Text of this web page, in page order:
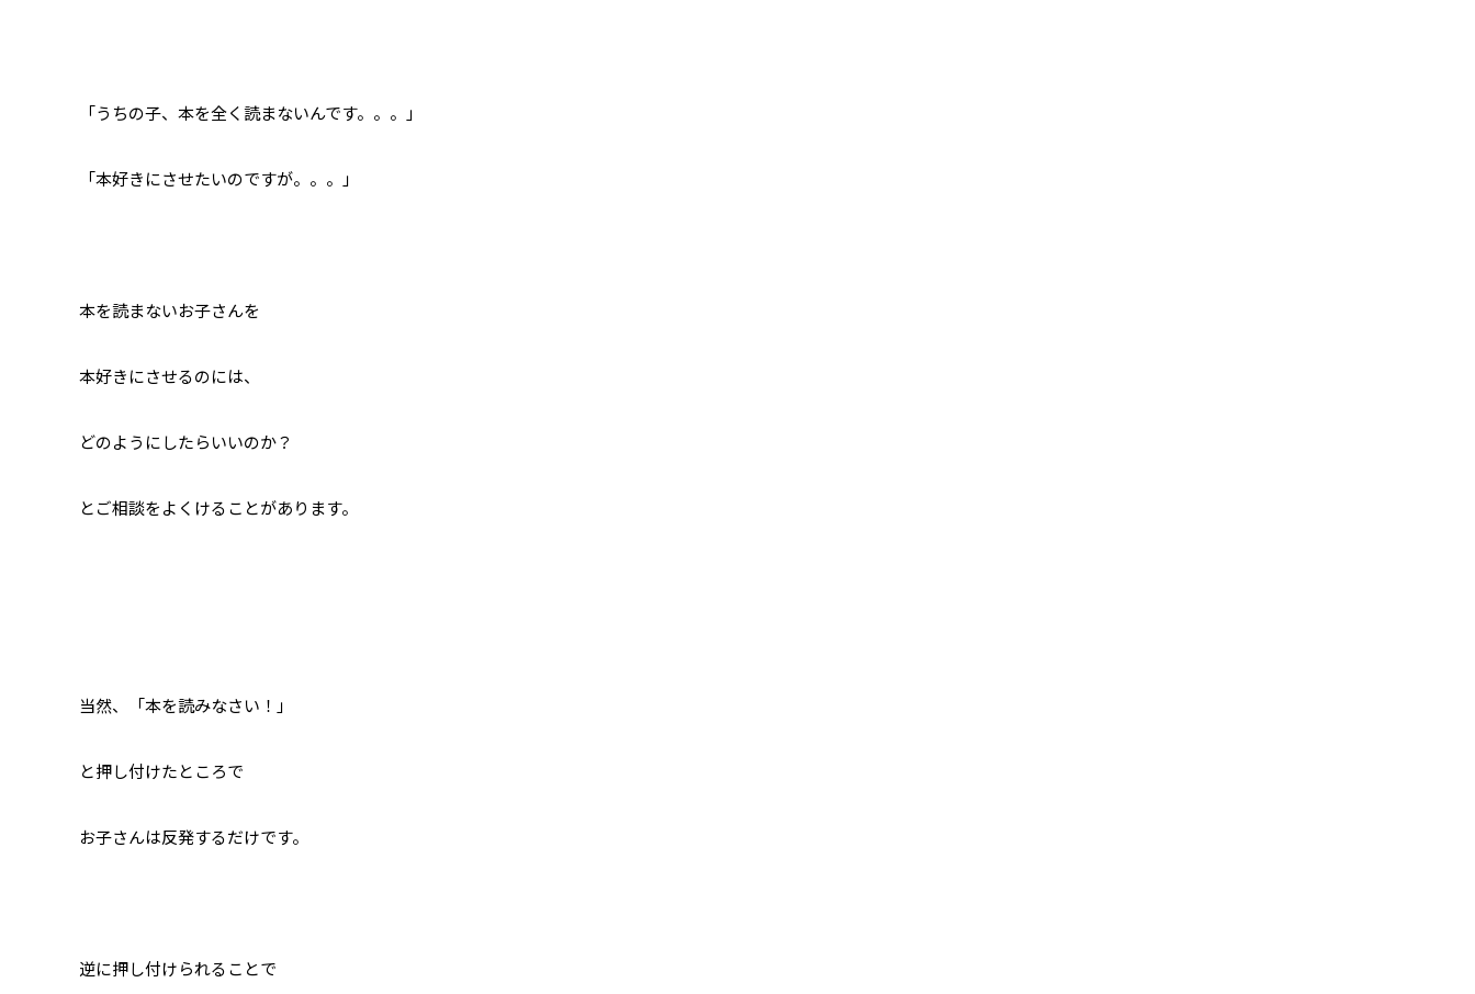
「うちの子、本を全く読まないんです。。。」
「本好きにさせたいのですが。。。」
本を読まないお子さんを
本好きにさせるのには、
どのようにしたらいいのか？
とご相談をよくけることがあります。
当然、「本を読みなさい！」
と押し付けたところで
お子さんは反発するだけです。
逆に押し付けられることで